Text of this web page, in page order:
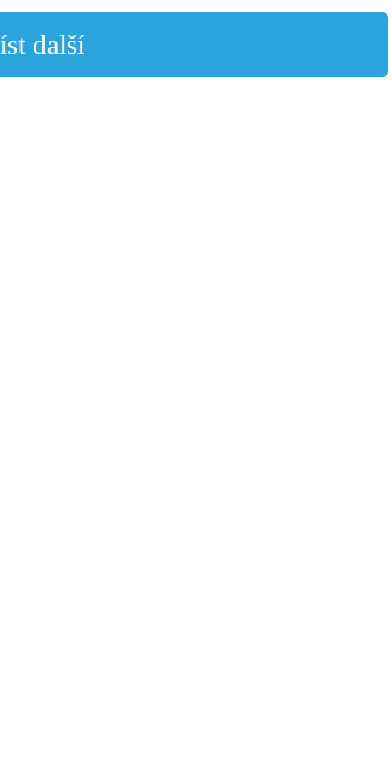
další